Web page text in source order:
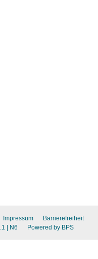
Impressum
Barrierefreiheit
| N6 Powered by BPS